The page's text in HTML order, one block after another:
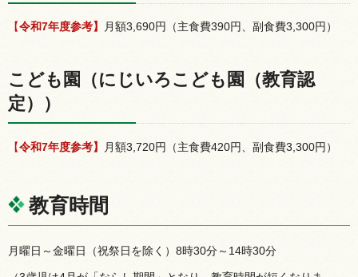
【令和7年度参考】 月額3,690円（主食費390円、副食費3,300円）
こども園（にじいろこども園（教育認
定））
【令和7年度参考】 月額3,720円（主食費420円、副食費3,300円）
教育時間
月曜日～金曜日（祝祭日を除く）8時30分～14時30分